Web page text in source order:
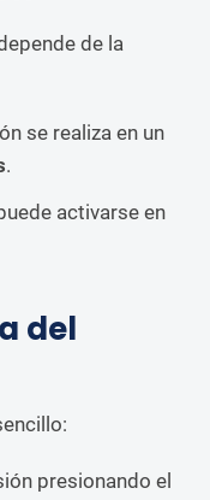
de la
se realiza en un
.
activarse en
del
presionando el